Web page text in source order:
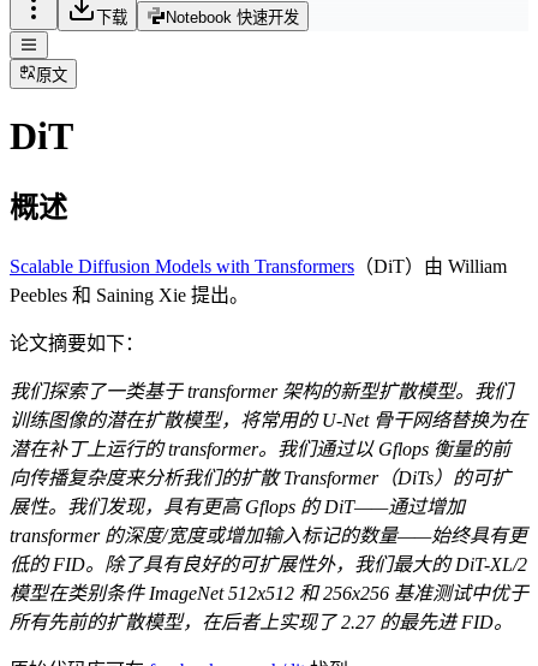
下载 Notebook 快速开发
原文
DiT
概述
Scalable Diffusion Models with Transformers （DiT）由 William
Peebles 和 Saining Xie 提出。
论文摘要如下：
我们探索了一类基于 transformer 架构的新型扩散模型。我们
训练图像的潜在扩散模型，将常用的 U-Net 骨干网络替换为在
潜在补丁上运行的 transformer。我们通过以 Gflops 衡量的前
向传播复杂度来分析我们的扩散 Transformer（DiTs）的可扩
展性。我们发现，具有更高 Gflops 的 DiT——通过增加
transformer 的深度/宽度或增加输入标记的数量——始终具有更
低的 FID。除了具有良好的可扩展性外，我们最大的 DiT-XL/2
模型在类别条件 ImageNet 512x512 和 256x256 基准测试中优于
所有先前的扩散模型，在后者上实现了 2.27 的最先进 FID。